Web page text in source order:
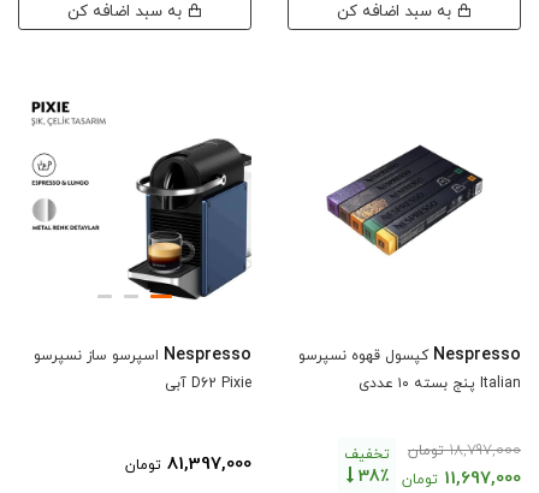
Nespresso کپسول قهوه نسپرسو
Italian پنج بسته ۱۰ عددی
18,797,000 تومان
11,697,000 تومان
تخفیف
38٪
Nespresso اسپرسو ساز نسپرسو
D62 Pixie آبی
81,397,000 تومان